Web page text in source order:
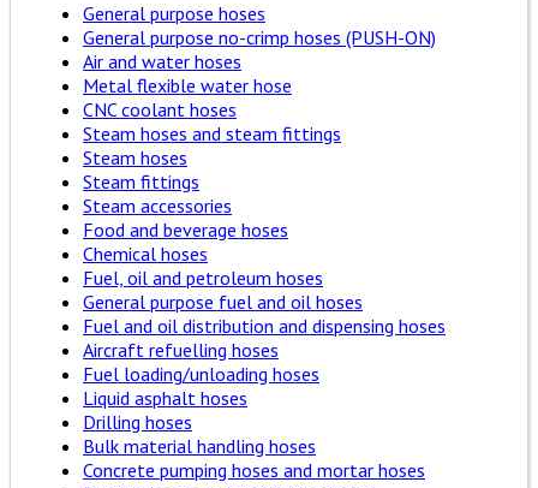
General purpose hoses
General purpose no-crimp hoses (PUSH-ON)
Air and water hoses
Metal flexible water hose
CNC coolant hoses
Steam hoses and steam fittings
Steam hoses
Steam fittings
Steam accessories
Food and beverage hoses
Chemical hoses
Fuel, oil and petroleum hoses
General purpose fuel and oil hoses
Fuel and oil distribution and dispensing hoses
Aircraft refuelling hoses
Fuel loading/unloading hoses
Liquid asphalt hoses
Drilling hoses
Bulk material handling hoses
Concrete pumping hoses and mortar hoses